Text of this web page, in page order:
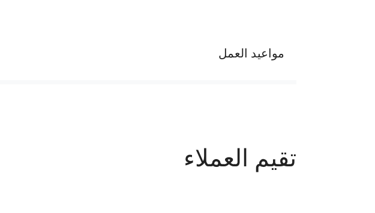
مواعيد العمل
عدد الحجوزات
تقيم العملاء